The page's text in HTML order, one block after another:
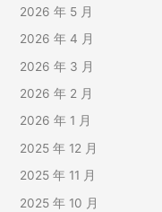
2026 年 5 月
2026 年 4 月
2026 年 3 月
2026 年 2 月
2026 年 1 月
2025 年 12 月
2025 年 11 月
2025 年 10 月